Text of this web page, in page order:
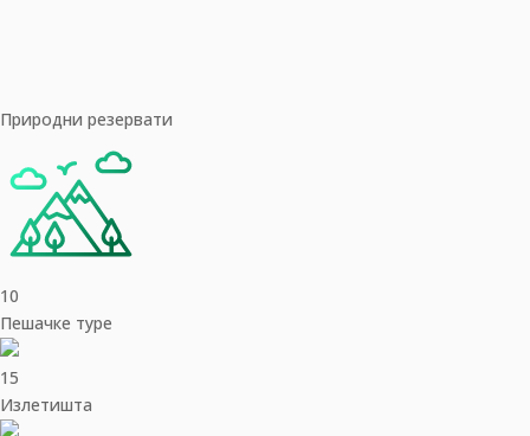
Природни резервати
10
Пешачке туре
15
Излетишта